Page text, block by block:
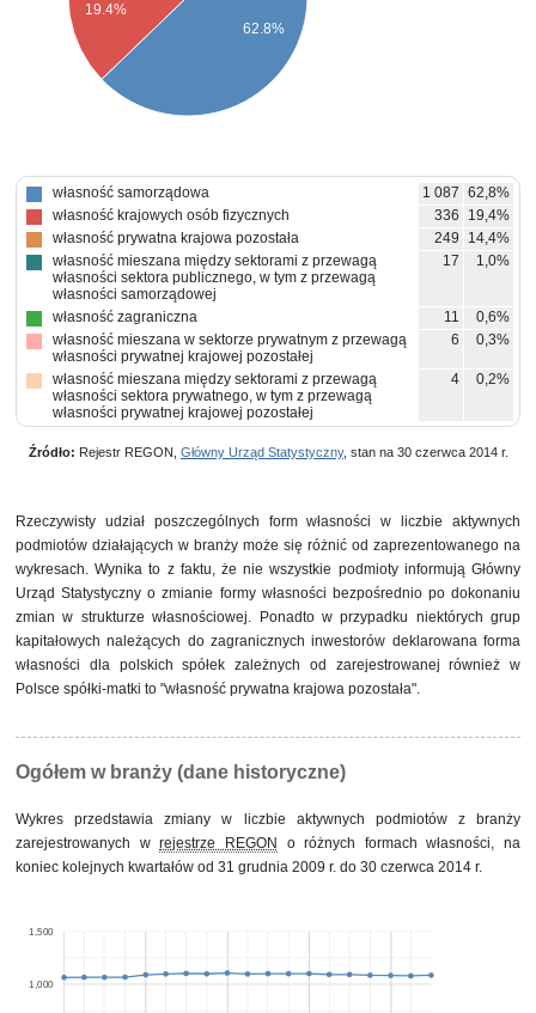
19.4%
62.8%
własność samorządowa 1 087 62,8%
własność krajowych osób fizycznych
336
19,4%
własność prywatna krajowa pozostała
249
14,4%
własność mieszana między sektorami z przewagą
własności sektora publicznego, w tym z przewagą
własności samorządowej
17 1,0%
własność zagraniczna 11
0,6%
własność mieszana w sektorze prywatnym z przewagą
własności prywatnej krajowej pozostałej
6 0,3%
własność mieszana między sektorami z przewagą
własności sektora prywatnego, w tym z przewagą
własności prywatnej krajowej pozostałej
4 0,2%
własność mieszana między sektorami z takim samym
3 0,2%
własność mieszana w sektorze prywatnym z przewagą
własności krajowych osób fizycznych
3 0,2%
pozostałe 11 0,6%
Źródło: Rejestr REGON, Główny Urząd Statystyczny, stan na 30 czerwca 2014 r.
Rzeczywisty udział poszczególnych form własności w liczbie aktywnych
podmiotów działających w branży może się różnić od zaprezentowanego na
wykresach. Wynika to z faktu, że nie wszystkie podmioty informują Główny
Urząd Statystyczny o zmianie formy własności bezpośrednio po dokonaniu
zmian w strukturze własnościowej. Ponadto w przypadku niektórych grup
kapitałowych należących do zagranicznych inwestorów deklarowana forma
własności dla polskich spółek zależnych od zarejestrowanej również w
Polsce spółki-matki to "własność prywatna krajowa pozostała".
Ogółem w branży (dane historyczne)
Wykres przedstawia zmiany w liczbie aktywnych podmiotów z branży
zarejestrowanych wrejestrze REGON
o różnych formach własności, na
koniec kolejnych kwartałów od 31 grudnia 2009 r. do 30 czerwca 2014 r.
1,000
1,500